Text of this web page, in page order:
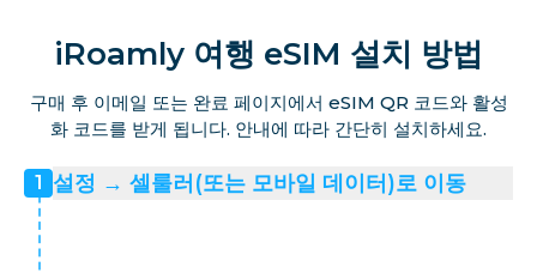
iRoamly 여행 eSIM 설치 방법
구매 후 이메일 또는 완료 페이지에서 eSIM QR 코드와 활성
화 코드를 받게 됩니다. 안내에 따라 간단히 설치하세요.
1 설정 → 셀룰러(또는 모바일 데이터)로 이동